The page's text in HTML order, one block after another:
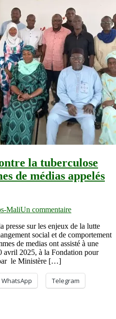
la tuberculose
de médias appelés
MaliUn commentairesur
de
la
lutte
contre
au
Mali :
presse sur les enjeux de la lutte
social et de comportement
de medias ont assisté à une
avril 2025, à la Fondation pour
par le Ministère […]
WhatsApp Telegram